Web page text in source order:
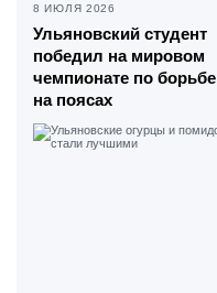
8 ИЮЛЯ 2026
Ульяновский студент
победил на мировом
чемпионате по борьбе
на поясах